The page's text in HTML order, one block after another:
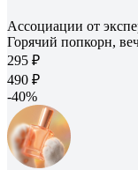
Ассоциации от
Горячий попкорн,
295 ₽
490 ₽
-40%